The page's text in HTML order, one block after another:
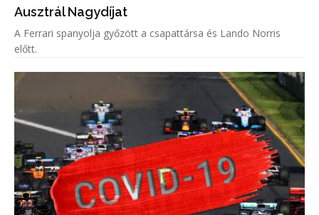
Ausztrál Nagydíjat
A Ferrari spanyolja győzött a csapattársa és Lando Norris
előtt.